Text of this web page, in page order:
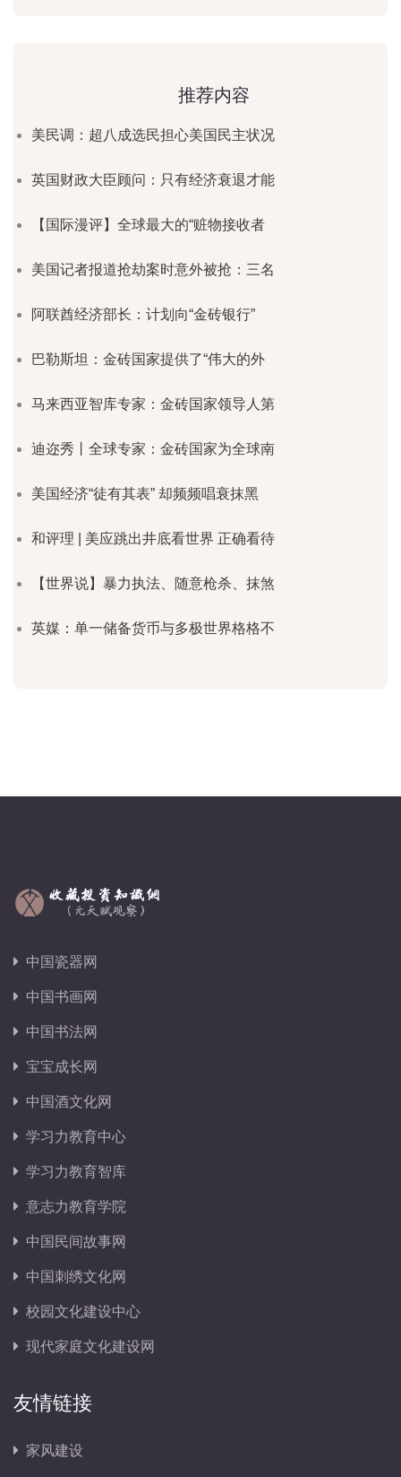
推荐内容
美民调：超八成选民担心美国民主状况
英国财政大臣顾问：只有经济衰退才能
【国际漫评】全球最大的“赃物接收者
美国记者报道抢劫案时意外被抢：三名
阿联酋经济部长：计划向“金砖银行”
巴勒斯坦：金砖国家提供了“伟大的外
马来西亚智库专家：金砖国家领导人第
迪迩秀丨全球专家：金砖国家为全球南
美国经济“徒有其表” 却频频唱衰抹黑
和评理 | 美应跳出井底看世界 正确看待
【世界说】暴力执法、随意枪杀、抹煞
英媒：单一储备货币与多极世界格格不
中国瓷器网
中国书画网
中国书法网
宝宝成长网
中国酒文化网
学习力教育中心
学习力教育智库
意志力教育学院
中国民间故事网
中国刺绣文化网
校园文化建设中心
现代家庭文化建设网
友情链接
家风建设